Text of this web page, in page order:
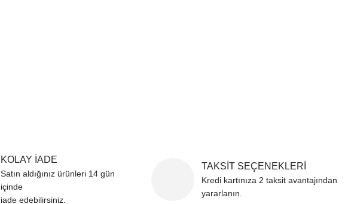
Gönder
KOLAY İADE
Satın aldığınız ürünleri 14 gün
içinde
iade edebilirsiniz.
TAKSİT SEÇENEKLERİ
Kredi kartınıza 2 taksit avantajından
yararlanın.